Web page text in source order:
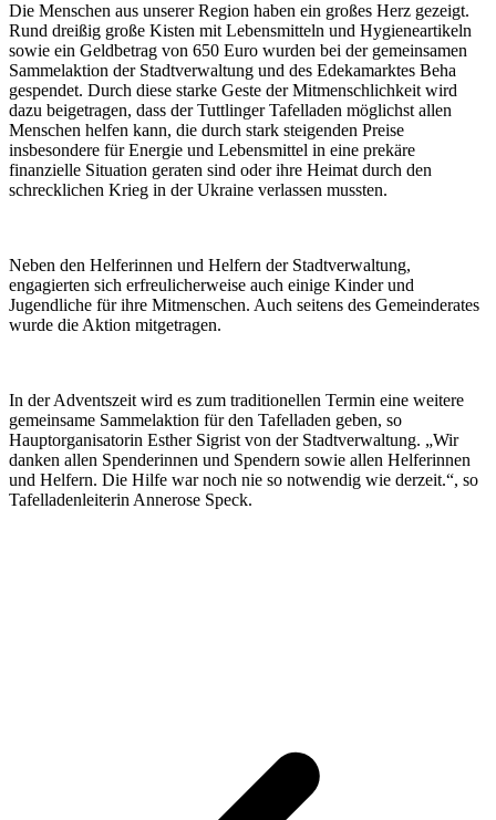
Die Menschen aus unserer Region haben ein großes Herz gezeigt.
Rund dreißig große Kisten mit Lebensmitteln und Hygieneartikeln
sowie ein Geldbetrag von 650 Euro wurden bei der gemeinsamen
Sammelaktion der Stadtverwaltung und des Edekamarktes Beha
gespendet. Durch diese starke Geste der Mitmenschlichkeit wird
dazu beigetragen, dass der Tuttlinger Tafelladen möglichst allen
Menschen helfen kann, die durch stark steigenden Preise
insbesondere für Energie und Lebensmittel in eine prekäre
finanzielle Situation geraten sind oder ihre Heimat durch den
schrecklichen Krieg in der Ukraine verlassen mussten.
Neben den Helferinnen und Helfern der Stadtverwaltung,
engagierten sich erfreulicherweise auch einige Kinder und
Jugendliche für ihre Mitmenschen. Auch seitens des Gemeinderates
wurde die Aktion mitgetragen.
In der Adventszeit wird es zum traditionellen Termin eine weitere
gemeinsame Sammelaktion für den Tafelladen geben, so
Hauptorganisatorin Esther Sigrist von der Stadtverwaltung. „Wir
danken allen Spenderinnen und Spendern sowie allen Helferinnen
und Helfern. Die Hilfe war noch nie so notwendig wie derzeit.“, so
Tafelladenleiterin Annerose Speck.